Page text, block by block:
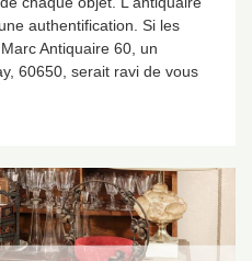
authentification. Si les
Antiquaire 60, un
60650, serait ravi de vous